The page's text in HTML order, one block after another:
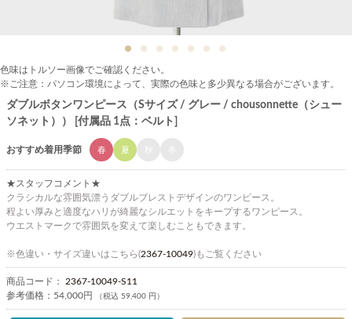
色味はトルソー画像でご確認ください。
※ご注意：パソコン環境によって、実際の色味と多少異なる場合がございます。
ダブルボタンワンピース（Sサイズ / グレー / chousonnette（シュー
ソネット）） [付属品 1点：ベルト]
おすすめ着用季節 春 夏
★スタッフコメント★
クラシカルな雰囲気漂うダブルブレストデザインのワンピース。
程よい厚みと適度なハリが綺麗なシルエットをキープするワンピース。
ウエストマークで雰囲気を変えて楽しむこともできます。
※色違い・サイズ違いはこちら(2367-10049)もご覧ください
商品コード： 2367-10049-S11
参考価格： 54,000円 （税込 59,400 円）